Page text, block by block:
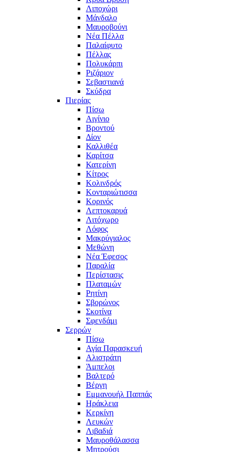
Λιποχώρι
Μάνδαλο
Μαυροβούνι
Νέα Πέλλα
Παλαίφυτο
Πέλλας
Πολυκάρπι
Ριζάριον
Σεβαστιανά
Σκύδρα
Πιερίας
Πίσω
Αιγίνιο
Βροντού
Δίον
Καλλιθέα
Καρίτσα
Κατερίνη
Κίτρος
Κολινδρός
Κονταριώτισσα
Κορινός
Λεπτοκαρυά
Λιτόχωρο
Λόφος
Μακρύγιαλος
Μεθώνη
Νέα Έφεσος
Παραλία
Περίστασις
Πλαταμών
Ρητίνη
Σβορώνος
Σκοτίνα
Σφενδάμι
Σερρών
Πίσω
Αγία Παρασκευή
Αλιστράτη
Άμπελοι
Βαλτερό
Βέργη
Εμμανουήλ Παππάς
Ηράκλεια
Κερκίνη
Λευκών
Λιβαδιά
Μαυροθάλασσα
Μητρούσι